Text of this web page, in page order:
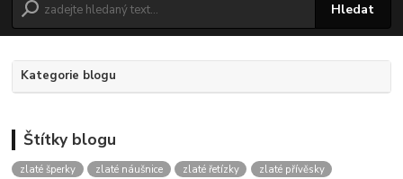
Hledat
Kategorie blogu
Štítky blogu
zlaté šperky zlaté náušnice zlaté řetízky
zlaté přívěsky